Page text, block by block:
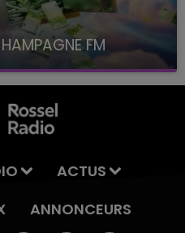
FM
FM, à 8H10
ACTUS
ANNONCEURS